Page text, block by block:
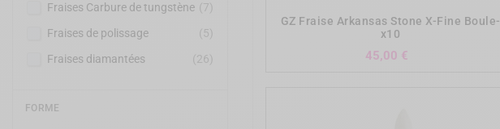
Fraises Carbure de tungstène (7)
Fraises de polissage
(5)
Fraises diamantées
(26)
FORME
GZ Fraise Arkansas Stone X-Fine Boule-
x10
45,00 €